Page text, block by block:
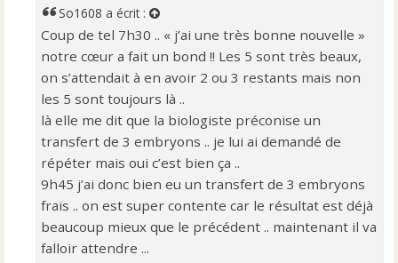
So1608 a écrit :
Coup de tel 7h30 .. « j’ai une très bonne nouvelle »
notre cœur a fait un bond !! Les 5 sont très beaux,
on s’attendait à en avoir 2 ou 3 restants mais non
les 5 sont toujours là ..
là elle me dit que la biologiste préconise un
transfert de 3 embryons .. je lui ai demandé de
répéter mais oui c’est bien ça ..
9h45 j’ai donc bien eu un transfert de 3 embryons
frais .. on est super contente car le résultat est déjà
beaucoup mieux que le précédent .. maintenant il va
falloir attendre ...